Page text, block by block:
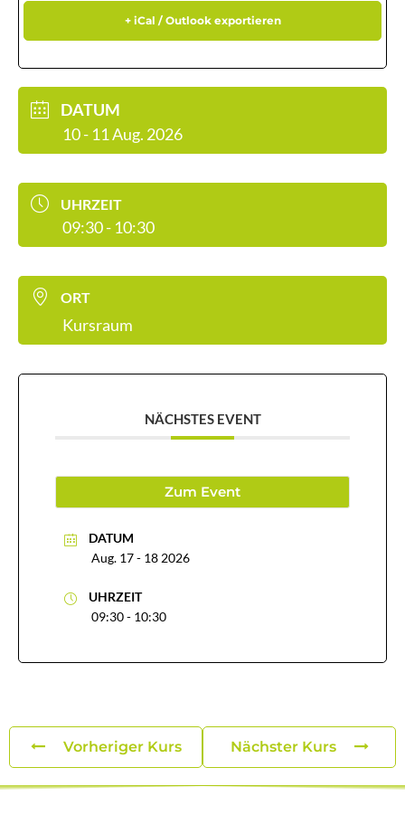
+ iCal / Outlook exportieren
DATUM
10 - 11 Aug. 2026
UHRZEIT
09:30 - 10:30
ORT
Kursraum
NÄCHSTES EVENT
Zum Event
DATUM
Aug. 17 - 18 2026
UHRZEIT
09:30 - 10:30
Vorheriger Kurs Nächster Kurs